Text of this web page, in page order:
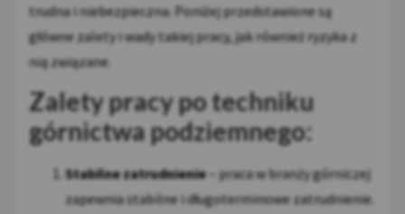
trudna i niebezpieczna. Poniżej przedstawione są
główne zalety i wady takiej pracy, jak również ryzyka z
nią związane.
Zalety pracy po techniku
górnictwa podziemnego:
Stabilne zatrudnienie– praca w branży górniczej
zapewnia stabilne i długoterminowe zatrudnienie.